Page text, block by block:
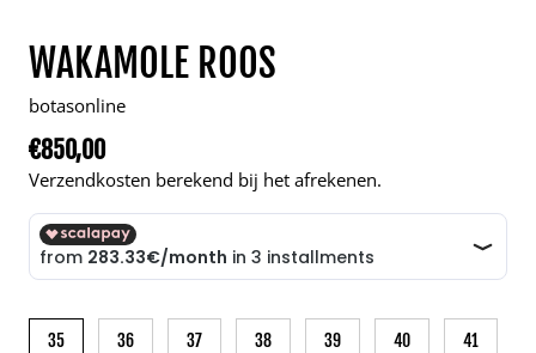
WAKAMOLE ROOS
botasonline
Normale prijs
€850,00
Verzendkosten berekend bij het afrekenen.
35 36 37 38 39 40 41